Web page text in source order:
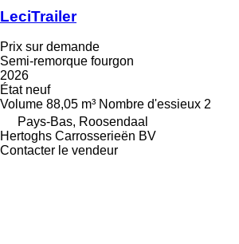
LeciTrailer
Prix sur demande
Semi-remorque fourgon
2026
Étatneuf
Volume 88,05 m³ Nombre d'essieux 2
Pays-Bas, Roosendaal
Hertoghs Carrosserieën BV
Contacter le vendeur